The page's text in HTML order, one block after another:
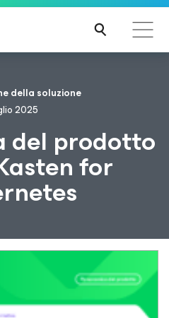
per i clienti interessati
contenuti di CrowdStrike
della soluzione
2025
del prodotto
for